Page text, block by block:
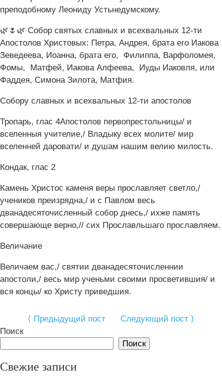
преподобному Леониду Устьнедумскому.
🌿🌷🌿 Собор святых славных и всехвальных 12-ти
Апостолов Христовых: Петра, Андрея, брата его Иакова
Зеведеева, Иоанна, брата его, Филиппа, Варфоломея,
Фомы, Матфей, Иакова Алфеева, Иуды Иаковля, или
Фаддея, Симона Зилота, Матфия.
Собору славных и всехвальных 12-ти апостолов
Тропарь, глас 4Апо‌столов первопресто‌льницы/ и
вселе‌нныя учи‌телие,/ Влады‌ку всех моли‌те/ мир
вселе‌нней дарова‌ти/ и душа‌м на‌шим ве‌лию ми‌лость.
Кондак, глас 2
Ка‌мень Христо‌с ка‌меня ве‌ры прославля‌ет све‌тло,/
ученико‌в преизря‌дна,/ и с Па‌влом весь
дванадесяточи‌сленный собо‌р днесь,/ и‌хже па‌мять
соверша‌юще ве‌рно,// сих Просла‌вльшаго прославля‌ем.
Величание
Велича‌ем вас,/ святи‌и дванадесяточи‌сленнии
апо‌столи,/ весь мир уче‌ньми свои‌ми просвети‌вшия/ и
вся концы‌/ ко Христу‌ приве‌дшия.
⟨ Предыдущий пост
Следующий пост ⟩
Поиск
Поиск
Свежие записи